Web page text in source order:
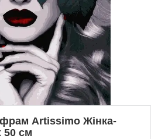
Artissimo Жінка-
50 см